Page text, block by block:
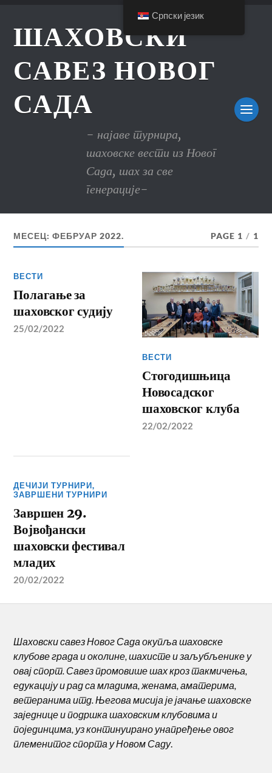
ШАХОВСКИ
САВЕЗ НОВОГ
САДА
- најаве турнира,
шаховске вести из Новог
Сада, шах за све
генерације-
МЕСЕЦ:ФЕБРУАР 2022. PAGE 1 / 1
ВЕСТИ
Полагање за
шаховског судију
25/02/2022
ВЕСТИ
Стогодишњица
Новосадског
шаховског клуба
22/02/2022
ДЕЧИЈИ ТУРНИРИ,
ЗАВРШЕНИ ТУРНИРИ
Завршен 29.
Војвођански
шаховски фестивал
младих
20/02/2022
Шаховски савез Новог Сада окупља шаховске
клубове града и околине, шахисте и заљубљенике у
овај спорт. Савез промовише шах кроз такмичења,
едукацију и рад са младима, женама, аматерима,
ветеранима итд. Његова мисија је јачање шаховске
заједнице и подршка шаховским клубовима и
појединцима, уз континуирано унапређење овог
племенитог спорта у Новом Саду.
Српски језик